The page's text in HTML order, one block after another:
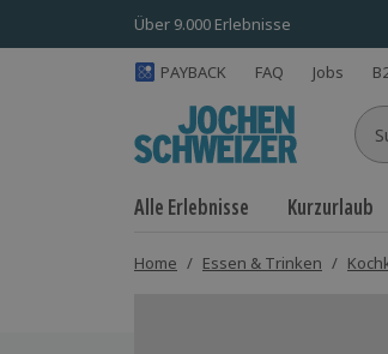
Über 9.000 Erlebnisse
PAYBACK FAQ Jobs
Alle Erlebnisse Kurzurlaub
Home / Essen & Trinken /